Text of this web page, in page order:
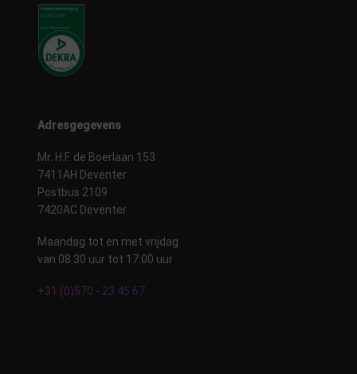
Adresgegevens
Mr. H.F. de Boerlaan 153
7411AH Deventer
Postbus 2109
7420AC Deventer
Maandag tot en met vrijdag
van 08.30 uur tot 17.00 uur
+31 (0)570 - 23 45 67